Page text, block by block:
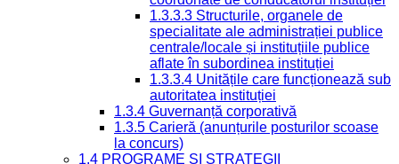
1.3.3.3 Structurile, organele de
specialitate ale administrației publice
centrale/locale și instituțiile publice
aflate în subordinea instituției
1.3.3.4 Unitățile care funcționează sub
autoritatea instituției
1.3.4 Guvernanță corporativă
1.3.5 Carieră (anunțurile posturilor scoase
la concurs)
1.4 PROGRAME ȘI STRATEGII